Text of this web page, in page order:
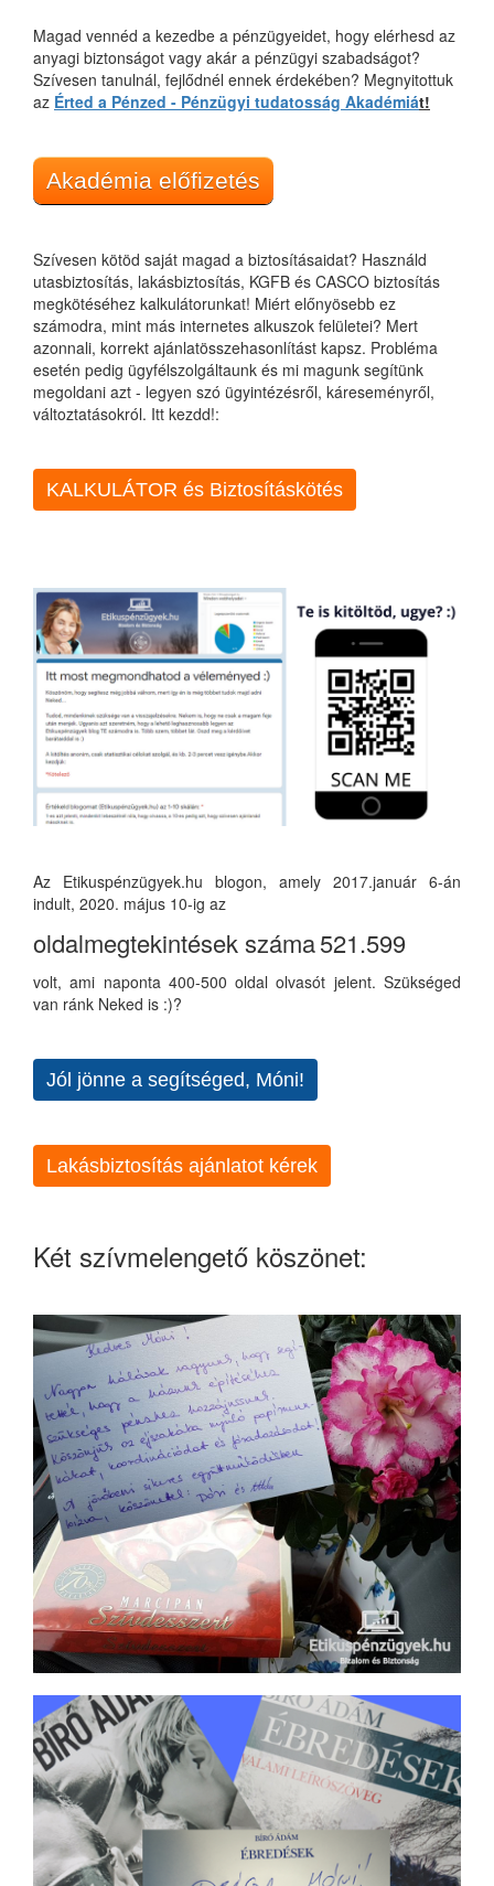
Magad vennéd a kezedbe a pénzügyeidet, hogy elérhesd az
anyagi biztonságot vagy akár a pénzügyi szabadságot?
Szívesen tanulnál, fejlődnél ennek érdekében? Megnyitottuk
az Érted a Pénzed - Pénzügyi tudatosság Akadémiát!
Akadémia előfizetés
Szívesen kötöd saját magad a biztosításaidat? Használd
utasbiztosítás, lakásbiztosítás, KGFB és CASCO biztosítás
megkötéséhez kalkulátorunkat! Miért előnyösebb ez
számodra, mint más internetes alkuszok felületei? Mert
azonnali, korrekt ajánlatösszehasonlítást kapsz. Probléma
esetén pedig ügyfélszolgáltaunk és mi magunk segítünk
megoldani azt - legyen szó ügyintézésről, káreseményről,
változtatásokról. Itt kezdd!:
KALKULÁTOR és Biztosításkötés
Az Etikuspénzügyek.hu blogon, amely 2017.január 6-án
indult, 2020. május 10-ig az
oldalmegtekintések száma521.599
volt, ami naponta 400-500 oldal olvasót jelent. Szükséged
van ránk Neked is :)?
Jól jönne a segítséged, Móni!
Lakásbiztosítás ajánlatot kérek
Két szívmelengető köszönet: